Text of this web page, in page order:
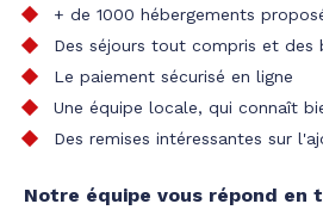
+ de 1000 hébergements
Des séjours tout compris et des
Le paiement sécurisé en ligne
Une équipe locale, qui connaît
Des remises intéressantes sur
Notre équipe vous répond en